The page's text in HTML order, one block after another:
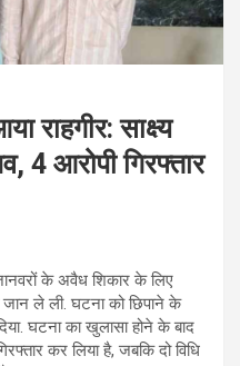
राहगीर: साक्ष्य
4 आरोपी गिरफ्तार
के अवैध शिकार के लिए
जान ले ली. घटना को छिपाने के
घटना का खुलासा होने के बाद
कर लिया है, जबकि दो विधि